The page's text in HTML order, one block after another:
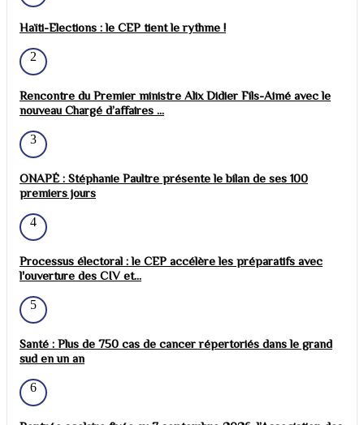
Haïti-Elections : le CEP tient le rythme !
2
Rencontre du Premier ministre Alix Didier Fils-Aimé avec le
nouveau Chargé d’affaires ...
3
ONAPÉ : Stéphanie Paultre présente le bilan de ses 100
premiers jours
4
Processus électoral : le CEP accélère les préparatifs avec
l'ouverture des CIV et...
5
Santé : Plus de 750 cas de cancer répertoriés dans le grand
sud en un an
6